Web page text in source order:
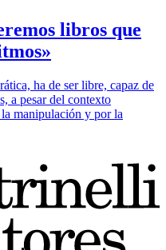
libros que
ha de ser libre, capaz de
a pesar del contexto
manipulación y por la